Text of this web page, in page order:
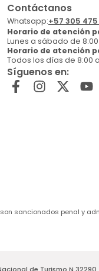
Contáctanos
Whatsapp:+57 305
Horario de atención
Lunes a sábado de
Horario de atención
Todos los días de 8:00
Síguenos en:
sancionados penal y